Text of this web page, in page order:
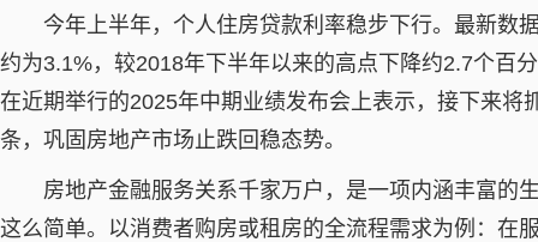
今年上半年，个人住房贷款利率稳步下行。最新数
约为3.1%，较2018年下半年以来的高点下降约2.7个百
在近期举行的2025年中期业绩发布会上表示，接下来将
条，巩固房地产市场止跌回稳态势。
房地产金融服务关系千家万户，是一项内涵丰富的
这么简单。以消费者购房或租房的全流程需求为例：在